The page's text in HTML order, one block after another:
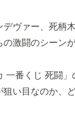
ヴァー、死柄
激闘のシーンが
一番くじ 死闘
い目なのか、